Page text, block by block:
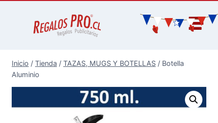
Inicio / Tienda / TAZAS, MUGS Y BOTELLAS / Botella
Aluminio